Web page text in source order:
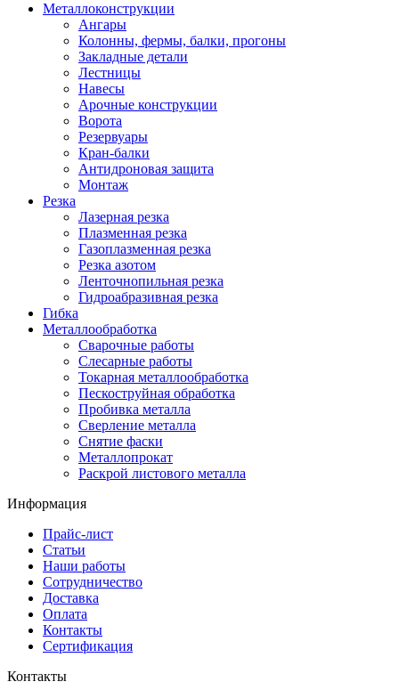
Металлоконструкции
Ангары
Колонны, фермы, балки, прогоны
Закладные детали
Лестницы
Навесы
Арочные конструкции
Ворота
Резервуары
Кран-балки
Антидроновая защита
Монтаж
Резка
Лазерная резка
Плазменная резка
Газоплазменная резка
Резка азотом
Ленточнопильная резка
Гидроабразивная резка
Гибка
Металлообработка
Сварочные работы
Слесарные работы
Токарная металлообработка
Пескоструйная обработка
Пробивка металла
Сверление металла
Снятие фаски
Металлопрокат
Раскрой листового металла
Информация
Прайс-лист
Статьи
Наши работы
Сотрудничество
Доставка
Оплата
Контакты
Сертификация
Контакты